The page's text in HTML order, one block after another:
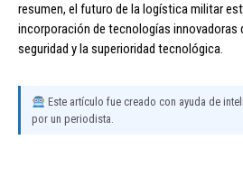
resumen, el futuro de la logística militar
incorporación de tecnologías innovadoras
seguridad y la superioridad tecnológica.
Este artículo fue creado con ayuda de
por un periodista.